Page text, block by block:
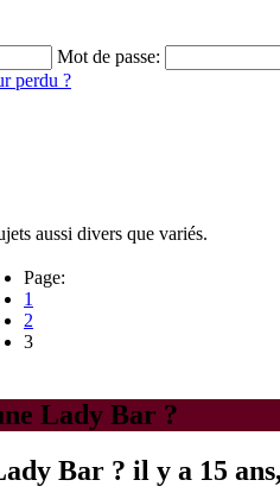
Mot de passe:
perdu ?
aussi divers que variés.
Page:
1
2
3
Lady Bar ?
Bar ? il y a 15